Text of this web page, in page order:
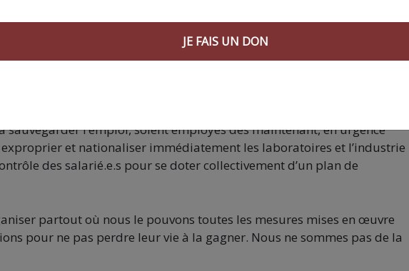
réunion unitaire.
c’est celui qui nous garantira toutes les protections optimales, à ce
la mise au point de traitements et de vaccins afin de n’avoir
déplacement en transport, à chaque prise de poste de travail.
exiger que les milliards donnés au patronat destinés à
sauvegarder l’emploi, soient employés dès maintenant, en urgence
et nationaliser immédiatement les laboratoires et l’industrie
des salarié.e.s pour se doter collectivement d’un plan de
partout où nous le pouvons toutes les mesures mises en œuvre
pour ne pas perdre leur vie à la gagner. Nous ne sommes pas de la
JE FAIS UN DON